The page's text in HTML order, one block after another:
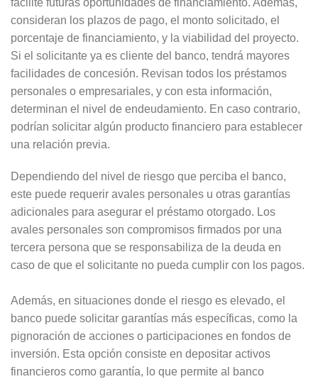
consideran los plazos de pago, el monto solicitado, el
porcentaje de financiamiento, y la viabilidad del proyecto.
Si el solicitante ya es cliente del banco, tendrá mayores
facilidades de concesión. Revisan todos los préstamos
personales o empresariales, y con esta información,
determinan el nivel de endeudamiento. En caso contrario,
podrían solicitar algún producto financiero para establecer
una relación previa.
Dependiendo del nivel de riesgo que perciba el banco,
este puede requerir avales personales u otras garantías
adicionales para asegurar el préstamo otorgado. Los
avales personales son compromisos firmados por una
tercera persona que se responsabiliza de la deuda en
caso de que el solicitante no pueda cumplir con los pagos.
Además, en situaciones donde el riesgo es elevado, el
banco puede solicitar garantías más específicas, como la
pignoración de acciones o participaciones en fondos de
inversión. Esta opción consiste en depositar activos
financieros como garantía, lo que permite al banco